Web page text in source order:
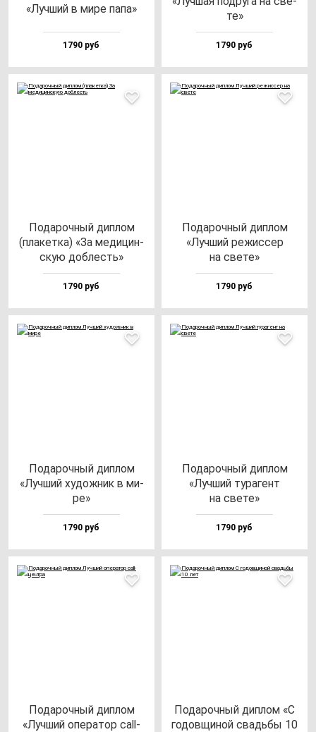
«Луч­ший в ми­ре па­па»
1790 руб
те»
1790 руб
Пода­роч­ный дип­лом
(пла­кет­ка) «За ме­ди­цин­
скую доб­лесть»
1790 руб
Пода­роч­ный дип­лом
«Луч­ший ре­жис­сер
на све­те»
1790 руб
Пода­роч­ный дип­лом
«Луч­ший ху­дож­ник в ми­
ре»
1790 руб
Пода­роч­ный дип­лом
«Луч­ший ту­ра­гент
на све­те»
1790 руб
Пода­роч­ный дип­лом
«Луч­ший опе­ра­тор call-
Пода­роч­ный дип­лом «С
го­дов­щи­ной свадь­бы 10